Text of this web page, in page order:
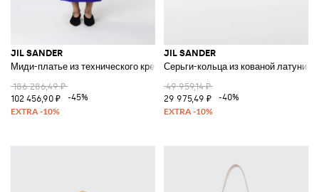
JIL SANDER
Миди-платье из технического крепа
186 286,49 ₽
102 456,90 ₽
-45%
JIL SANDER
Серьги-кольца из кованой латуни
49 959,14 ₽
29 975,49 ₽
-40%